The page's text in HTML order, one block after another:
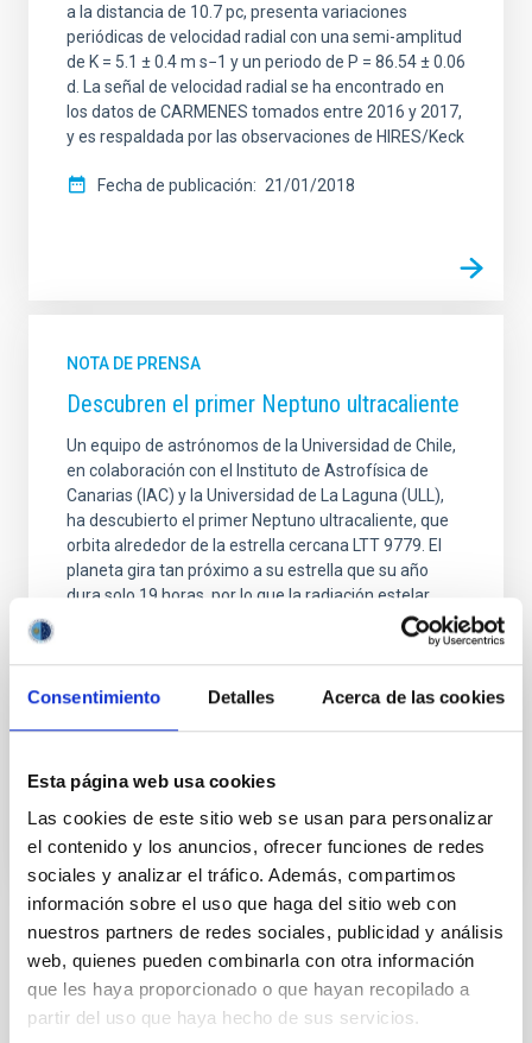
Consentimiento Detalles Acerca de las cookies
Esta página web usa cookies
Las cookies de este sitio web se usan para personalizar
el contenido y los anuncios, ofrecer funciones de redes
sociales y analizar el tráfico. Además, compartimos
información sobre el uso que haga del sitio web con
nuestros partners de redes sociales, publicidad y análisis
web, quienes pueden combinarla con otra información
que les haya proporcionado o que hayan recopilado a
partir del uso que haya hecho de sus servicios.
a la distancia de 10.7 pc, presenta variaciones
periódicas de velocidad radial con una semi-amplitud
de K = 5.1 ± 0.4 m s−1 y un periodo de P = 86.54 ± 0.06
d. La señal de velocidad radial se ha encontrado en
los datos de CARMENES tomados entre 2016 y 2017,
y es respaldada por las observaciones de HIRES/Keck
Fecha de publicación 21/01/2018
NOTA DE PRENSA
Descubren el primer Neptuno ultracaliente
Un equipo de astrónomos de la Universidad de Chile,
en colaboración con el Instituto de Astrofísica de
Canarias (IAC) y la Universidad de La Laguna (ULL),
ha descubierto el primer Neptuno ultracaliente, que
orbita alrededor de la estrella cercana LTT 9779. El
planeta gira tan próximo a su estrella que su año
dura solo 19 horas, por lo que la radiación estelar
centígrados. A estas temperaturas, los elementos
pesados como el hierro se pueden ionizar en la
atmósfera y las moléculas se pueden disociar, lo que
TIPO DE NOTICIA
NOTA DE PRENSA
ÁMBITO
CIENCIA Y TECNOLOGÍA